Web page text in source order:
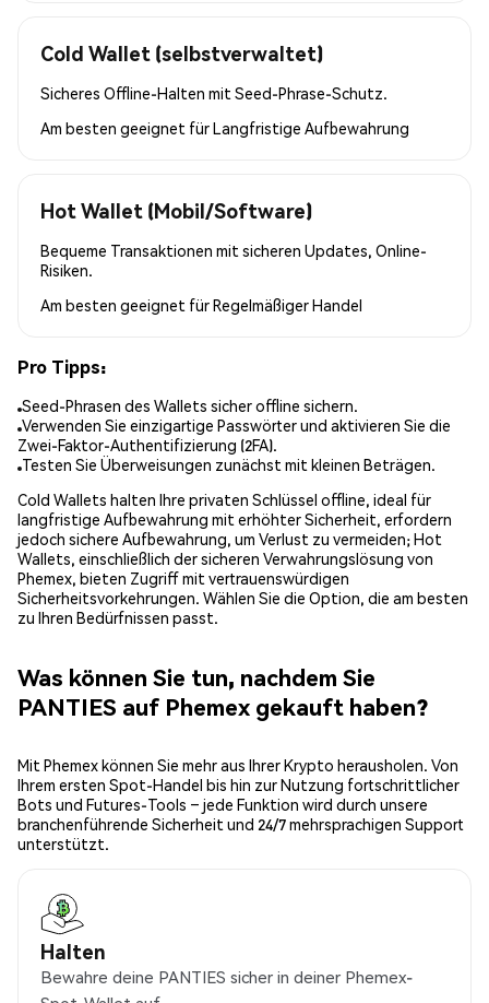
Cold Wallet (selbstverwaltet)
Sicheres Offline-Halten mit Seed-Phrase-Schutz.
Am besten geeignet fürLangfristige Aufbewahrung
Hot Wallet (Mobil/Software)
Bequeme Transaktionen mit sicheren Updates, Online-
Risiken.
Am besten geeignet fürRegelmäßiger Handel
Pro Tipps:
Seed-Phrasen des Wallets sicher offline sichern.
Verwenden Sie einzigartige Passwörter und aktivieren Sie die
Zwei-Faktor-Authentifizierung (2FA).
Testen Sie Überweisungen zunächst mit kleinen Beträgen.
Cold Wallets halten Ihre privaten Schlüssel offline, ideal für
langfristige Aufbewahrung mit erhöhter Sicherheit, erfordern
jedoch sichere Aufbewahrung, um Verlust zu vermeiden; Hot
Wallets, einschließlich der sicheren Verwahrungslösung von
Phemex, bieten Zugriff mit vertrauenswürdigen
Sicherheitsvorkehrungen. Wählen Sie die Option, die am besten
zu Ihren Bedürfnissen passt.
Was können Sie tun, nachdem Sie
PANTIES auf Phemex gekauft haben?
Mit Phemex können Sie mehr aus Ihrer Krypto herausholen. Von
Ihrem ersten Spot-Handel bis hin zur Nutzung fortschrittlicher
Bots und Futures-Tools – jede Funktion wird durch unsere
branchenführende Sicherheit und 24/7 mehrsprachigen Support
unterstützt.
Halten
Bewahre deine PANTIES sicher in deiner Phemex-